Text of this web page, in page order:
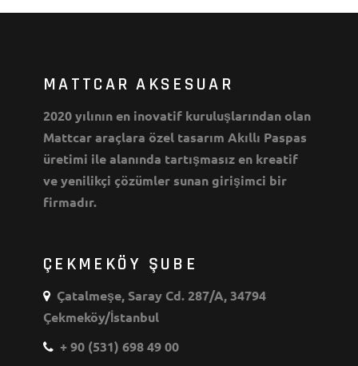
MATTCAR AKSESUAR
2020 yılının en inovatif kuruluşlarından olan
Mattcar araçlara özel tasarım Akıllı Paspas
üretimi ile alanında tartışmasız en kreatif
ve yenilikçi çözümler sunan girişimci bir
firmadır.
ÇEKMEKÖY ŞUBE
Çatalmeşe, Saray Cd. 287/A, 34794
Çekmeköy/İstanbul
+ 90 (531) 698 49 00